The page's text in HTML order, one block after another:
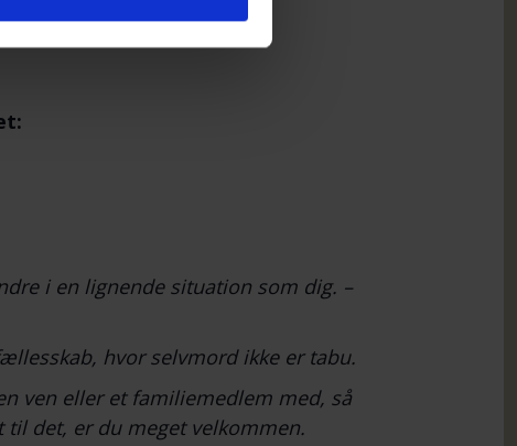
i en lignende situation som dig. –
hvor selvmord ikke er tabu.
ven eller et familiemedlem med, så
det, er du meget velkommen.